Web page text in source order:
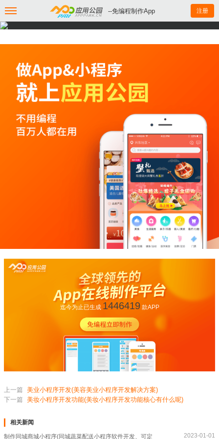
--免编程制作App 注册
迄今为止已生成 1446419款APP
上一篇 美业小程序开发(美容美业小程序开发解决方案)
下一篇 美妆小程序开发功能(美妆小程序开发功能核心有什么呢)
相关新闻
制作同城商城小程序(同城蔬菜配送小程序软件开发、可定 2023-01-01